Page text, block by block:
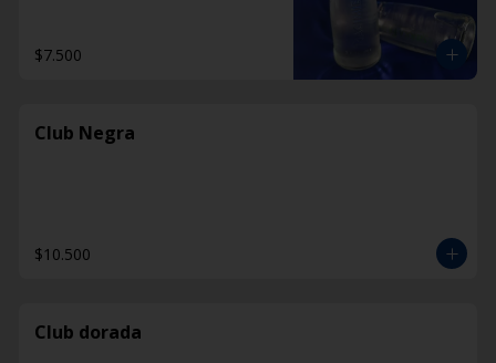
$7.500
Club Negra
$10.500
Club dorada